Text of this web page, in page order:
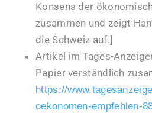
Konsens der
zusammen und zeigt
die Schweiz auf.]
Artikel im Tages-
Papier verständlich
https://
oekonomen-empfehlen-